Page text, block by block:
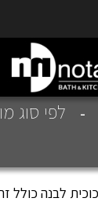
לפי סוג